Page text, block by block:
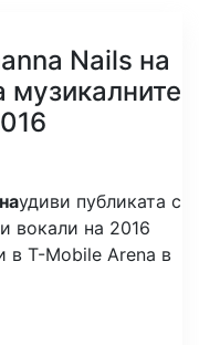
Nails на
музикалните
удиви публиката с
вокали на 2016
в T-Mobile Arena в